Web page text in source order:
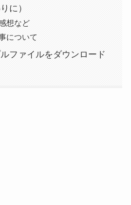
に）
想など
について
ファイルをダウンロード